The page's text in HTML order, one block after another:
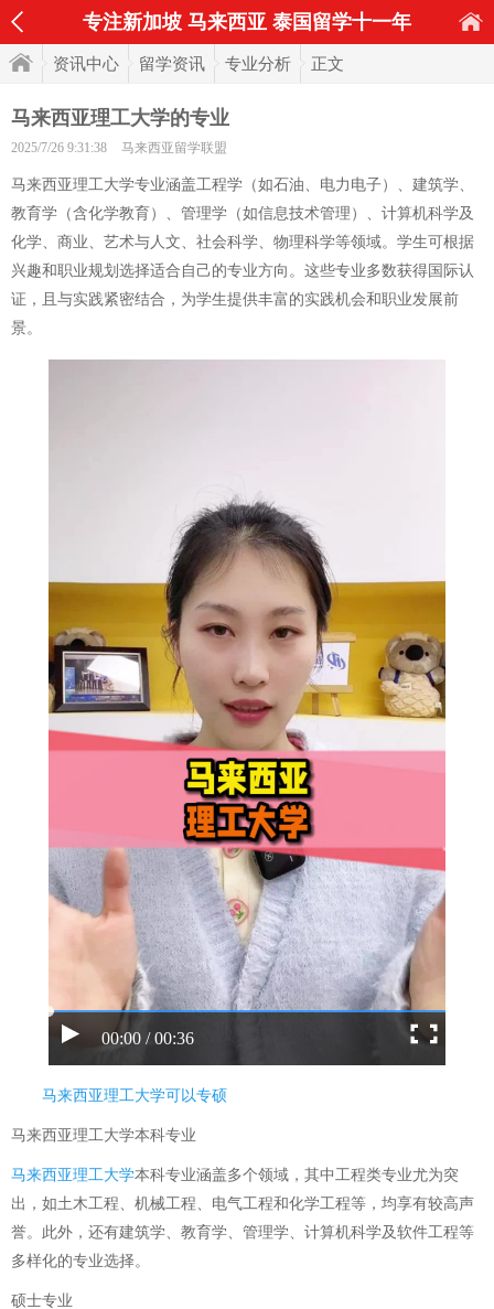
专注新加坡 马来西亚 泰国留学十一年
资讯中心 留学资讯 专业分析 正文
马来西亚理工大学的专业
2025/7/26 9:31:38 马来西亚留学联盟
马来西亚理工大学专业涵盖工程学（如石油、电力电子）、建筑学、
教育学（含化学教育）、管理学（如信息技术管理）、计算机科学及
化学、商业、艺术与人文、社会科学、物理科学等领域。学生可根据
兴趣和职业规划选择适合自己的专业方向。这些专业多数获得国际认
证，且与实践紧密结合，为学生提供丰富的实践机会和职业发展前
景。
00:00 / 00:36
马来西亚理工大学可以专硕
马来西亚理工大学本科专业
马来西亚理工大学本科专业涵盖多个领域，其中工程类专业尤为突
出，如土木工程、机械工程、电气工程和化学工程等，均享有较高声
誉。此外，还有建筑学、教育学、管理学、计算机科学及软件工程等
多样化的专业选择。
硕士专业